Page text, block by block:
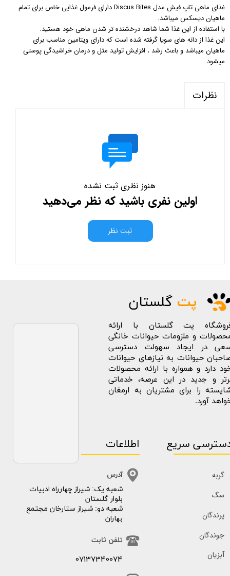
غذای ماهی تاپ فیش مدل Discus Bites دارای فرمول غذایی خاص برای تمام
ماهیان دیسکس میباشد.
با استفاده از این غذا شما شاهد درخشنده تر شدن ماهی خود هستید.
این غذا از دانه های سویا گرفته شده است که دارای ویتامین مناسب برای
ماهیان میباشد و باعث رشد ، افزایش تولید مثل و درمان خراشیدگی پوستی
میشود.
نظرات
هنوز نظری ثبت نشده
اولین نفری باشید که نظر می‌دهید
ثبت نظر
پت گلستان
پت گلستان با ارائه
و ملزومات حیوانات خانگی
در ایجاد سهولت دسترسی
حیوانات به نیازهای حیوانات
دارد و همواره با ارائه محصولات
و جدید در این عرصه، خدماتی
را برای مشتریان به ارمغان
آورد.
سریع
گربه
سگ
پرندگان
جوندگان
آبزیان
​​شعبه یک: شیراز چهارراه ادبیات
بلوار گلستان
شعبه دو: شیراز ستارخان مجتمع
بهاران
اطلاعات
آدرس
تلفن ثابت
07137340074